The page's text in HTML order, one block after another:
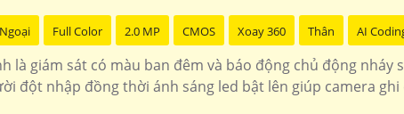
Full Color 2.0 MP CMOS Xoay 360 Thân AI
là giám sát có màu ban đêm và báo động chủ động nháy
đột nhập đồng thời ánh sáng led bật lên giúp camera ghi